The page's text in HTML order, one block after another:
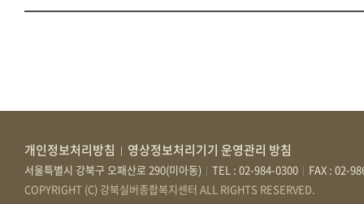
개인정보처리방침 영상정보처리기기 운영관리 방침
서울특별시 강북구 오패산로 290(미아동) | TEL : 02-984-0300 | FAX : 02-
COPYRIGHT (C) 강북실버종합복지센터 ALL RIGHTS RESERVED.